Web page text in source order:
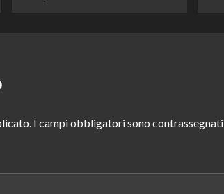
I campi obbligatori sono contrassegnati